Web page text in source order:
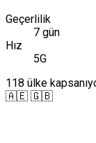
Geçerlilik
7 gün
Hız
5G
118 ülke
🇦🇪 🇬🇧